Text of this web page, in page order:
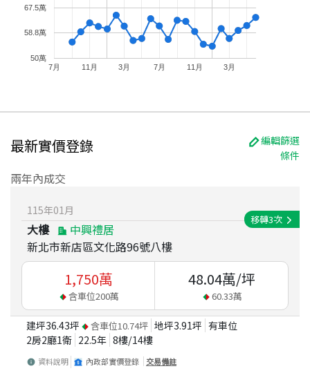
7月 11月 3月 7月 11月 3月
50萬
58.8萬
67.5萬
最新實價登錄
編輯篩選
條件
兩年內成交
115年01 月
大樓
中興禮居
新北市新店區文化路96號八樓
移轉3次
1,750萬
含車位200萬
48.04萬/坪
60.33萬
建坪36.43坪 含車位10.74坪 地坪3.91坪 有車位
2房2廳1衛 22.5年 8樓/14樓
資料說明 內政部實價登錄 交易備註